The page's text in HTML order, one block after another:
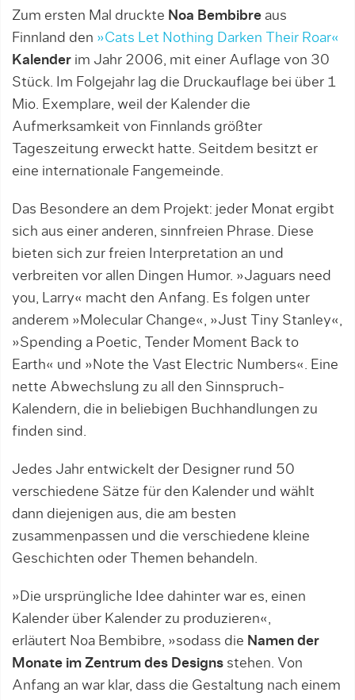
Zum ersten Mal druckte Noa Bembibre aus
Finnland den »Cats Let Nothing Darken Their Roar«
Kalender im Jahr 2006, mit einer Auflage von 30
Stück. Im Folgejahr lag die Druckauflage bei über 1
Mio. Exemplare, weil der Kalender die
Aufmerksamkeit von Finnlands größter
Tageszeitung erweckt hatte. Seitdem besitzt er
eine internationale Fangemeinde.
Das Besondere an dem Projekt: jeder Monat ergibt
sich aus einer anderen, sinnfreien Phrase. Diese
bieten sich zur freien Interpretation an und
verbreiten vor allen Dingen Humor. »Jaguars need
you, Larry« macht den Anfang. Es folgen unter
anderem »Molecular Change«, »Just Tiny Stanley«,
»Spending a Poetic, Tender Moment Back to
Earth« und »Note the Vast Electric Numbers«. Eine
nette Abwechslung zu all den Sinnspruch-
Kalendern, die in beliebigen Buchhandlungen zu
finden sind.
Jedes Jahr entwickelt der Designer rund 50
verschiedene Sätze für den Kalender und wählt
dann diejenigen aus, die am besten
zusammenpassen und die verschiedene kleine
Geschichten oder Themen behandeln.
»Die ursprüngliche Idee dahinter war es, einen
Kalender über Kalender zu produzieren«,
erläutert Noa Bembibre, »sodass die Namen der
Monate im Zentrum des Designs stehen. Von
Anfang an war klar, dass die Gestaltung nach einem